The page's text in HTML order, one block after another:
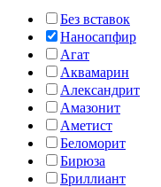
Без вставок
Наносапфир
Агат
Аквамарин
Александрит
Амазонит
Аметист
Беломорит
Бирюза
Бриллиант